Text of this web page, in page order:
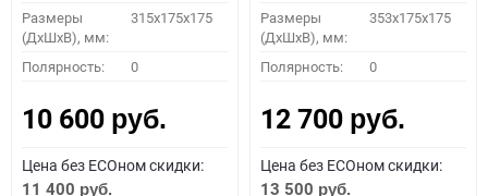
Размеры
(ДхШхВ), мм:
315x175x175
Полярность: 0
10 600 руб.
Цена без ECOном скидки:
11 400 руб.
Размеры
(ДхШхВ), мм:
353x175x175
Полярность: 0
12 700 руб.
Цена без ECOном скидки:
13 500 руб.